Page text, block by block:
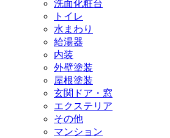
洗面化粧台
トイレ
水まわり
給湯器
内装
外壁塗装
屋根塗装
玄関ドア・窓
エクステリア
その他
マンション